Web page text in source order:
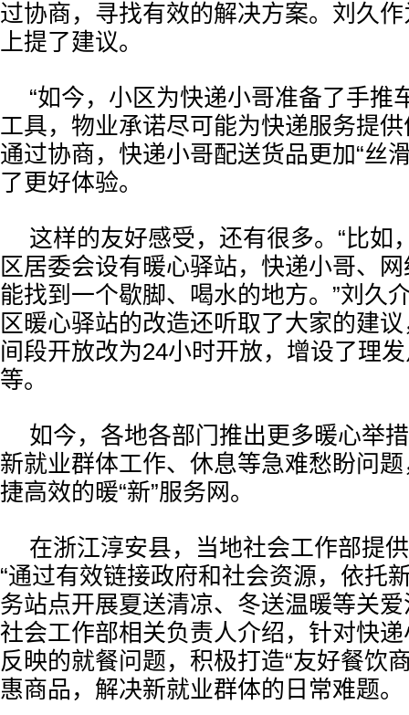
过协商，寻找有效的解决方案。刘久
上提了建议。
“如今，小区为快递小哥准备了手推
工具，物业承诺尽可能为快递服务提供
通过协商，快递小哥配送货品更加“丝
了更好体验。
这样的友好感受，还有很多。“比如
区居委会设有暖心驿站，快递小哥、
能找到一个歇脚、喝水的地方。”刘久
区暖心驿站的改造还听取了大家的建
间段开放改为24小时开放，增设了理
等。
如今，各地各部门推出更多暖心举
新就业群体工作、休息等急难愁盼问
捷高效的暖“新”服务网。
在浙江淳安县，当地社会工作部提
“通过有效链接政府和社会资源，依托
务站点开展夏送清凉、冬送温暖等关爱
社会工作部相关负责人介绍，针对快
反映的就餐问题，积极打造“友好餐饮
惠商品，解决新就业群体的日常难题。